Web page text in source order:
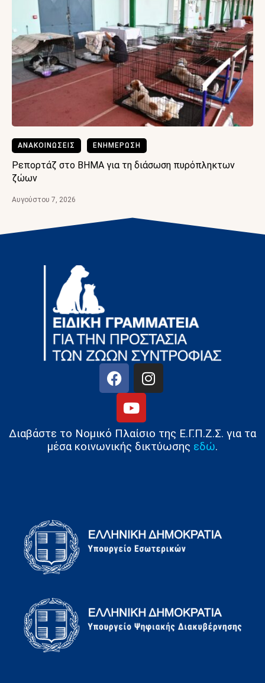
ΑΝΑΚΟΙΝΩΣΕΙΣ ΕΝΗΜΕΡΩΣΗ
Ρεπορτάζ στο BHMA για τη διάσωση πυρόπληκτων
ζώων
Αυγούστου 7, 2026
Διαβάστε το Νομικό Πλαίσιο της Ε.Γ.Π.Ζ.Σ. για τα
μέσα κοινωνικής δικτύωσης εδώ.